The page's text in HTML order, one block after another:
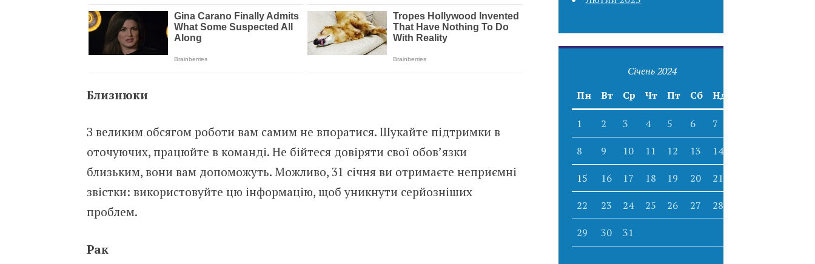
Близнюки
З великим обсягом роботи вам самим не впоратися. Шукайте підтримки в
оточуючих, працюйте в команді. Не бійтеся довіряти свої обов’язки
близьким, вони вам допоможуть. Можливо, 31 січня ви отримаєте неприємні
звістки: використовуйте цю інформацію, щоб уникнути серйозніших
проблем.
Рак
Січень 2024
Пн
Вт Ср Чт Пт Сб Нд
1 2 3 4 5 6 7
8 9 10 11 12 13 14
15 16 17 18 19 20 21
22 23 24 25 26 27 28
29 30 31